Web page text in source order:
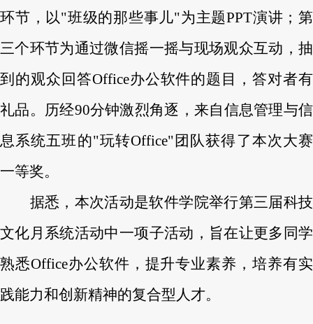
环节，以"班级的那些事儿"为主题PPT演讲；第
三个环节为通过微信摇一摇与现场观众互动，抽
到的观众回答Office办公软件的题目，答对者有
礼品。历经90分钟激烈角逐，来自信息管理与信
息系统五班的"玩转Office"团队获得了本次大赛
一等奖。
据悉，本次活动是软件学院举行第三届科技
文化月系统活动中一项子活动，旨在让更多同学
熟悉Office办公软件，提升专业素养，培养有实
践能力和创新精神的复合型人才。